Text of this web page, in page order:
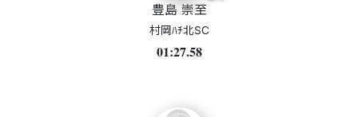
豊島 崇至
村岡ﾊﾁ北SC
01:27.58